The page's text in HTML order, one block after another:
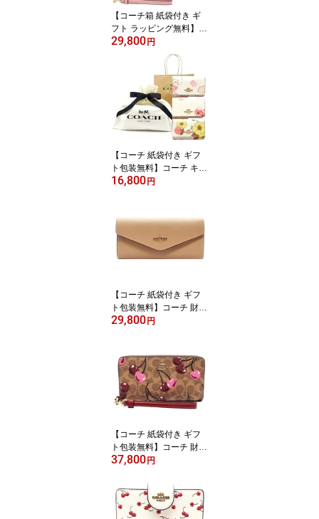
【コーチ箱 紙袋付き ギ
フト ラッピング無料】コ
ーチ 財布 COACH 長財
布 フローラルプリント
花柄 アコーディオン長財
布 CR-625 C4455 IMCA
H COACH【新作 新品 限
定モデル】【COACH コ
ーチ】【サイフ さいふ】
【楽ギフ_包装】【コン
す楽】
29,800 円
【コーチ 紙袋付き ギフ
ト包装無料】コーチ キー
ケース フローラルプリン
79 ICI799 IMCAH 【COA
CH コーチ 】【ブランド
キーケース】【新作モデ
ル・新品】【楽ギフ_包
【あす楽】
16,800 円
【コーチ 紙袋付き ギフ
ト包装無料】コーチ 財布
COACH 長財布 クロスグ
OACH【新作 新品 限定
モデル】【COACH コー
チ】【サイフ さいふ】
【楽ギフ_包装】【コン
ビニ受取対応商品】【あ
29,800 円
【コーチ 紙袋付き ギフ
ト包装無料】コーチ 財布
COACH 長財布 シグネチ
さくらんぼ アコーディオ
ン長財布 CZ-328 IMTAM
COACH ブランド サイフ
37,800 円